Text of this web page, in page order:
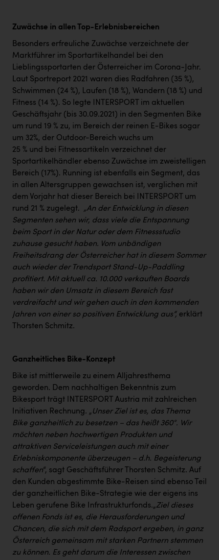
Zuwächse in allen Top-Erlebnisbereichen
Besonders erfreuliche Zuwächse verzeichnete der
Marktführer im Sportartikelhandel bei den
Lieblingssportarten der Österreicher im Corona-Jahr.
Laut Sportreport 2021 waren dies Radfahren (35 %),
Schwimmen (24 %), Laufen (18 %), Wandern (18 %) und
Fitness (14 %). So legte INTERSPORT im aktuellen
Geschäftsjahr (bis 30.09.2021) in den Segmenten Bike
um rund 19 % zu, im Bereich der reinen E-Bikes sogar
um 32%, der Outdoor-Bereich wuchs um
25 % und bei Fitnessartikeln verzeichnet der
Sportartikelhändler ebenso Zuwächse im zweistelligen
Bereich (17%). Running ist ebenfalls ein Segment, das
in allen Altersgruppen gewachsen ist, verglichen mit
dem Vorjahr hat dieser Bereich bei INTERSPORT um
rund 21 % zugelegt. „An der Entwicklung in diesen
Segmenten sehen wir, dass viele die Entspannung
beim Sport in der Natur oder dem Fitnessstudio
zuhause gesucht haben. Vom unbändigen
Freiheitsdrang der Österreicher hat in diesem Sommer
auch wieder der Trendsport Stand-Up-Paddling
profitiert. Mit aktuell ca. 10.000 verkauften Boards
haben wir den Umsatz in diesem Bereich fast
verdreifacht und wir gehen auch in den kommenden
Jahren von einer so positiven Entwicklung aus“, erklärt
Thorsten Schmitz.
Ganzheitliches Bike-Konzept
Bike ist mittlerweile zu einem Alljahresthema
geworden. Dem nachhaltigen Bekenntnis zum
Bikesport trägt INTERSPORT Austria mit zahlreichen
Initiativen Rechnung. „Unser Ziel ist es, das Thema
Bike ganzheitlich zu besetzen – das heißt 360°. Wir
möchten neben hochwertigen Produkten und
attraktiven Serviceleistungen auch mit einer
Erlebniskomponente überzeugen – d.h. Begeisterung
schaffen“, sagt Geschäftsführer Thorsten Schmitz. Auf
den Kunden abgestimmte Bike-Reisen sind ebenso Teil
der ganzheitlichen Bike-Strategie wie der eigens ins
Leben gerufene Bike Infrastrukturfonds.„Ziel dieses
offenen Fonds ist es, die Herausforderungen und
Chancen, die sich mit dem Radsport ergeben, in ganz
Österreich gemeinsam mit starken Partnern stemmen
zu können. Es geht darum die Interessen zwischen